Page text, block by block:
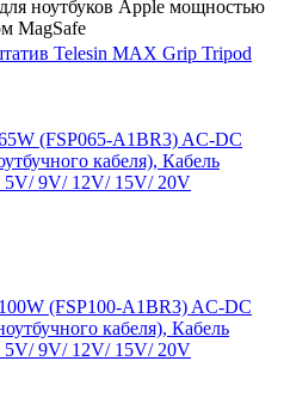
ноутбуков Apple мощностью
MagSafe
Telesin MAX Grip Tripod
(FSP065-A1BR3) AC-DC
кабеля), Кабель
9V/ 12V/ 15V/ 20V
(FSP100-A1BR3) AC-DC
кабеля), Кабель
9V/ 12V/ 15V/ 20V